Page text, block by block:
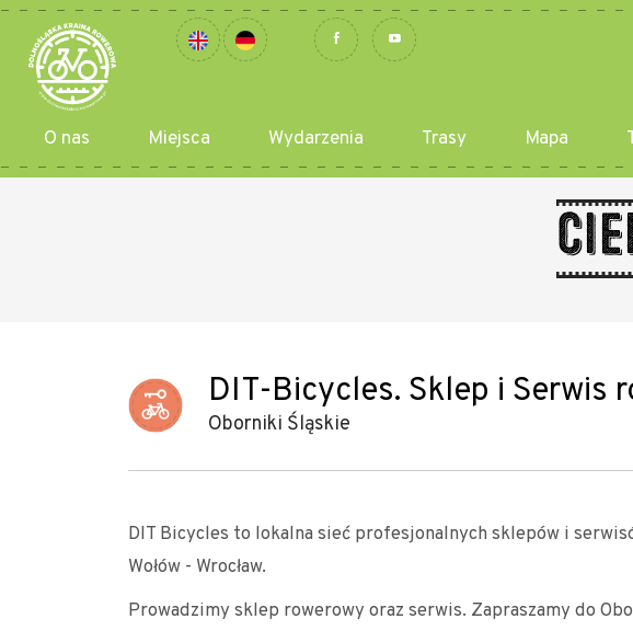
O nas Miejsca Wydarzenia Trasy Mapa
DIT-Bicycles. Sklep i Serwis
Oborniki Śląskie
DIT Bicycles to lokalna sieć profesjonalnych sklepów i
Wołów - Wrocław.
Prowadzimy sklep rowerowy oraz serwis. Zapraszamy do